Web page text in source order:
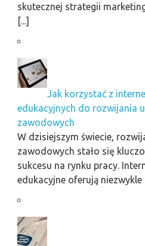
skutecznej strategii
[...]
Jak korzystać z
edukacyjnych do rozwijania
zawodowych
W dzisiejszym świecie,
zawodowych stało się
sukcesu na rynku pracy.
edukacyjne oferują niezwykle